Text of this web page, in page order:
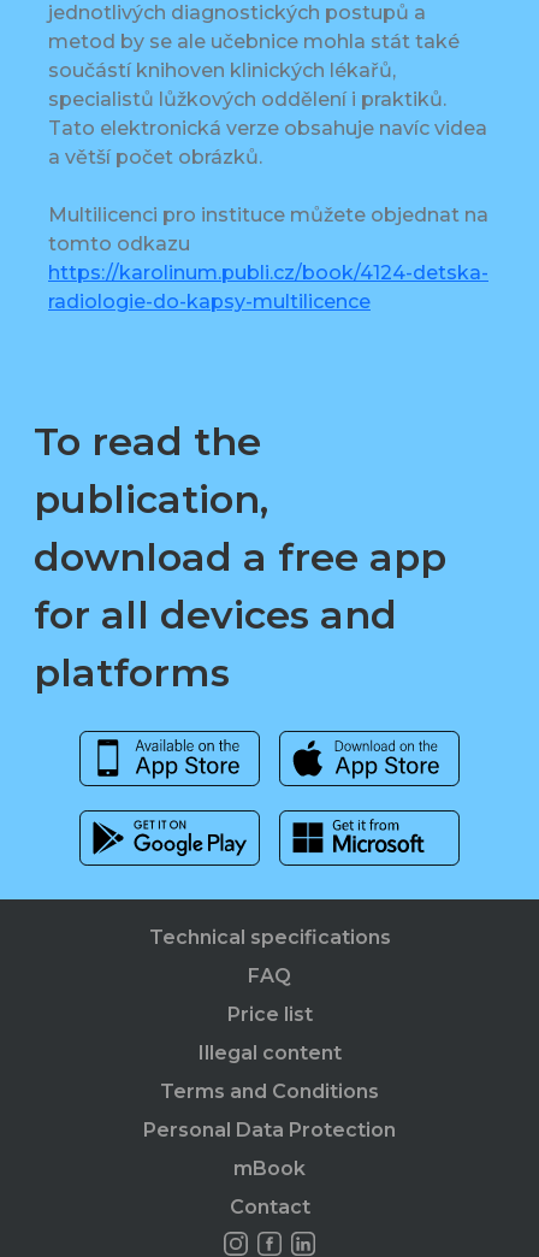
jednotlivých diagnostických postupů a
metod by se ale učebnice mohla stát také
součástí knihoven klinických lékařů,
specialistů lůžkových oddělení i praktiků.
Tato elektronická verze obsahuje navíc videa
a větší počet obrázků.
Multilicenci pro instituce můžete objednat na
tomto odkazu
https://karolinum.publi.cz/book/4124-detska-
radiologie-do-kapsy-multilicence
To read the
publication,
download a free app
for all devices and
platforms
Technical specifications
FAQ
Price list
Illegal content
Terms and Conditions
Personal Data Protection
mBook
Contact